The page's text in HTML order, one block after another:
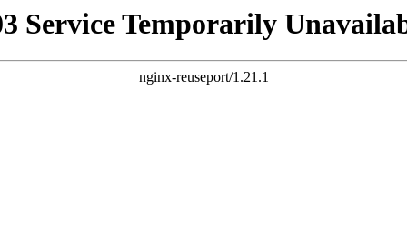
Service Temporarily
nginx-reuseport/1.21.1